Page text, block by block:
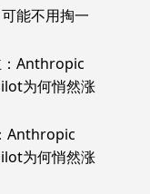
能不用掏一
：Anthropic
为何悄然涨
Anthropic
为何悄然涨